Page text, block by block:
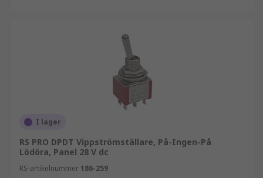
I lager
RS PRO DPDT Vippströmställare, På-Ingen-På
Lödöra, Panel 28 V dc
RS-artikelnummer 186-259